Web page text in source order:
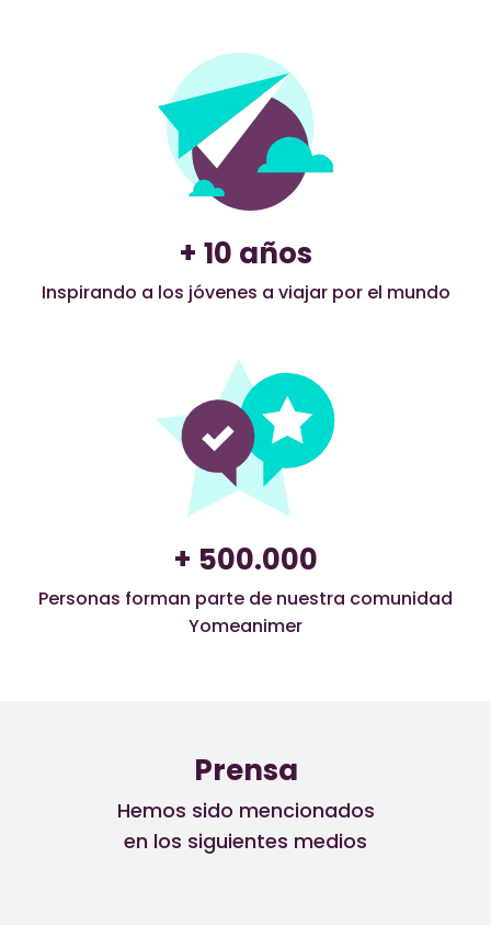
+ 10 años
Inspirando a los jóvenes a viajar por el mundo
+ 500.000
Personas forman parte de nuestra comunidad
Yomeanimer
Prensa
Hemos sido mencionados
en los siguientes medios